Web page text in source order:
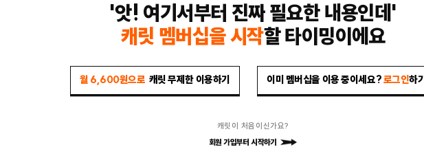
'앗! 여기서부터 진짜 필요한 내용인데'
캐릿 멤버십을 시작할 타이밍이에요
월 6,600원으로 캐릿 무제한 이용하기 이미 멤버십을 이용 중이세요?로그인하기
캐릿이 처음이신가요?
회원 가입부터 시작하기